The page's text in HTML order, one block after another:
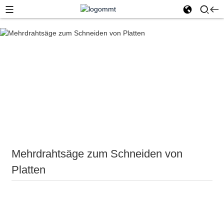
Mehrdrahtsäge zum Schneiden von
Platten